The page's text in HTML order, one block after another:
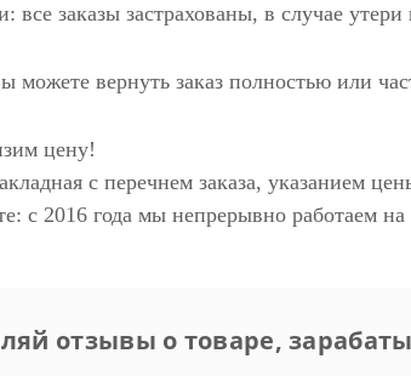
заказы застрахованы, в случае
можете вернуть заказ полностью или
цену!
с перечнем заказа, указанием
: с 2016 года мы непрерывно работаем на
отзывы о товаре,